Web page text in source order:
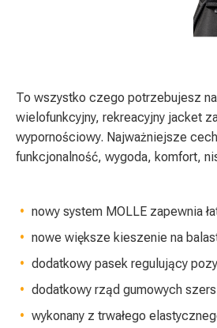
To wszystko czego potrzebujesz
wielofunkcyjny, rekreacyjny jacket
wypornościowy. Najważniejsze
funkcjonalność, wygoda, komfort,
nowy system MOLLE zapewnia
nowe większe kieszenie na
dodatkowy pasek regulujący
dodatkowy rząd gumowych
wykonany z trwałego